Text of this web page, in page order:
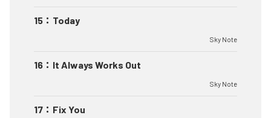
15 ： Today
Sky Note
16 ： It Always Works Out
Sky Note
17 ： Fix You